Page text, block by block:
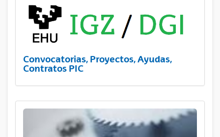
Convocatorias, Proyectos, Ayudas,
Contratos PIC